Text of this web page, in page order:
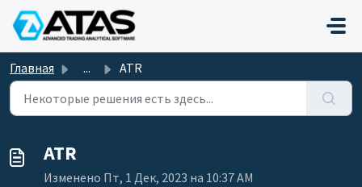
Переход к главному содержимому
Главная ... ATR
ATR
Изменено Пт, 1 Дек, 2023 на 10:37 AM